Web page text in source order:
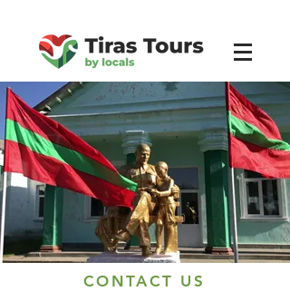
CONTACT US